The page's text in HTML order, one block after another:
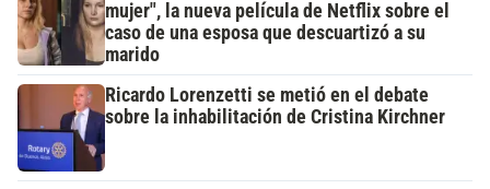
mujer", la nueva película de Netflix sobre el
caso de una esposa que descuartizó a su
marido
Ricardo Lorenzetti se metió en el debate
sobre la inhabilitación de Cristina Kirchner